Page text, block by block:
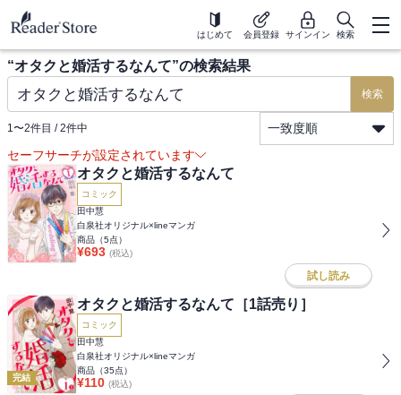
はじめて 会員登録 サインイン 検索
“オタクと婚活するなんて”の検索結果
検索
1〜2件目 / 2件中
一致度順
セーフサーチが設定されています
オタクと婚活するなんて
コミック
田中慧
白泉社オリジナル×lineマンガ
商品（5点）
¥693 (税込)
試し読み
完結
オタクと婚活するなんて［1話売り］
コミック
田中慧
白泉社オリジナル×lineマンガ
商品（35点）
¥110 (税込)